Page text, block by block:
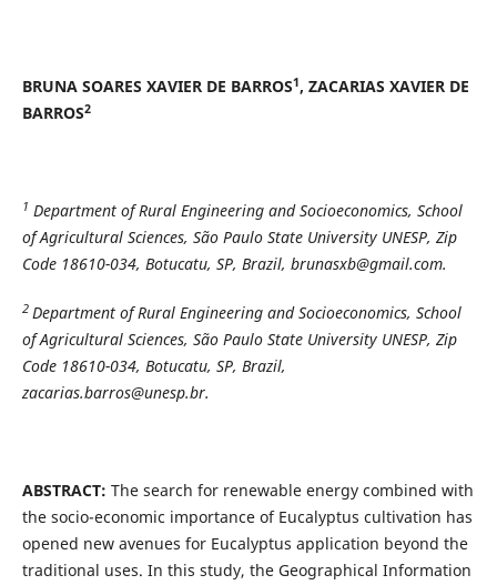
BRUNA SOARES XAVIER DE BARROS1, ZACARIAS XAVIER DE
BARROS2
1 Department of Rural Engineering and Socioeconomics, School
of Agricultural Sciences, São Paulo State University UNESP, Zip
Code 18610-034, Botucatu, SP, Brazil, brunasxb@gmail.com.
2 Department of Rural Engineering and Socioeconomics, School
of Agricultural Sciences, São Paulo State University UNESP, Zip
Code 18610-034, Botucatu, SP, Brazil,
zacarias.barros@unesp.br.
ABSTRACT: The search for renewable energy combined with
the socio-economic importance of Eucalyptus cultivation has
opened new avenues for Eucalyptus application beyond the
traditional uses. In this study, the Geographical Information